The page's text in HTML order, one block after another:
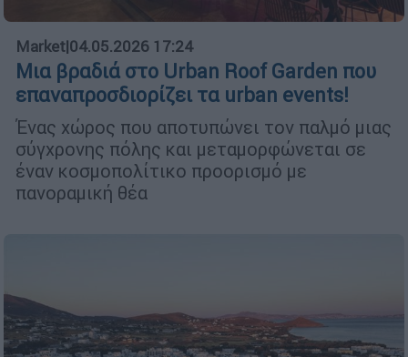
Market|04.05.2026 17:24
Μια βραδιά στο Urban Roof Garden που
επαναπροσδιορίζει τα urban events!
Ένας χώρος που αποτυπώνει τον παλμό μιας
σύγχρονης πόλης και μεταμορφώνεται σε
έναν κοσμοπολίτικο προορισμό με
πανοραμική θέα